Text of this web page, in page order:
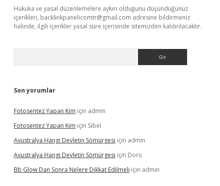
Hukuka ve yasal düzenlemelere aykırı olduğunu düşündüğünüz
içerikleri, backlinkpanelicomtr@gmail.com adresine bildirmeniz
halinde, ilgili içerikler yasal süre içerisinde sitemizden kaldırılacaktır.
Son yorumlar
Fotosentez Yapan Kim için admin
Fotosentez Yapan Kim için Sibel
Avustralya Hangi Devletin Sömürgesi için admin
Avustralya Hangi Devletin Sömürgesi için Doru
Bb Glow Dan Sonra Nelere Dikkat Edilmeli için admin